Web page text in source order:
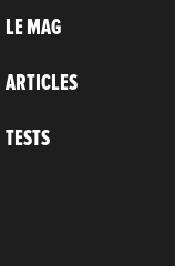
LE MAG
ARTICLES
TESTS